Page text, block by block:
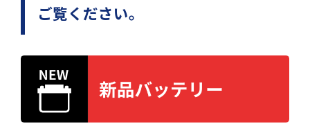
ご覧ください。